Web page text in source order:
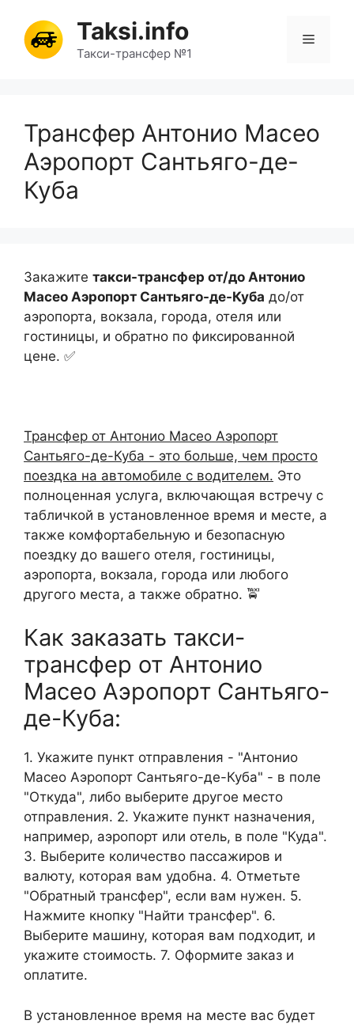
содержимому
Taksi.info
Такси-трансфер №1
Меню
Трансфер Антонио Масео
Аэропорт Сантьяго-де-
Куба
Закажите такси-трансфер от/до Антонио
Масео Аэропорт Сантьяго-де-Куба до/от
аэропорта, вокзала, города, отеля или
гостиницы, и обратно по фиксированной
цене. ✅
Трансфер от Антонио Масео Аэропорт
Сантьяго-де-Куба - это больше, чем просто
поездка на автомобиле с водителем. Это
полноценная услуга, включающая встречу с
табличкой в установленное время и месте, а
также комфортабельную и безопасную
поездку до вашего отеля, гостиницы,
аэропорта, вокзала, города или любого
другого места, а также обратно. 🚖
Как заказать такси-
трансфер от Антонио
Масео Аэропорт Сантьяго-
де-Куба:
1. Укажите пункт отправления - "Антонио
Масео Аэропорт Сантьяго-де-Куба" - в поле
"Откуда", либо выберите другое место
отправления. 2. Укажите пункт назначения,
например, аэропорт или отель, в поле "Куда".
3. Выберите количество пассажиров и
валюту, которая вам удобна. 4. Отметьте
"Обратный трансфер", если вам нужен. 5.
Нажмите кнопку "Найти трансфер". 6.
Выберите машину, которая вам подходит, и
укажите стоимость. 7. Оформите заказ и
оплатите.
В установленное время на месте вас будет